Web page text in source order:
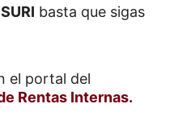
SURI basta que sigas
el portal del
Rentas Internas.